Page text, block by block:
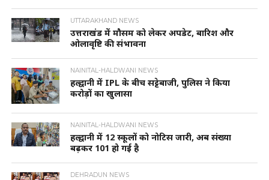
UTTARAKHAND NEWS
उत्तराखंड में मौसम को लेकर अपडेट, बारिश और
ओलावृष्टि की संभावना
NAINITAL-HALDWANI NEWS
हल्द्वानी में IPL के बीच सट्टेबाजी, पुलिस ने किया
करोड़ों का खुलासा
NAINITAL-HALDWANI NEWS
हल्द्वानी में 12 स्कूलों को नोटिस जारी, अब संख्या
बढ़कर 101 हो गई है
DEHRADUN NEWS